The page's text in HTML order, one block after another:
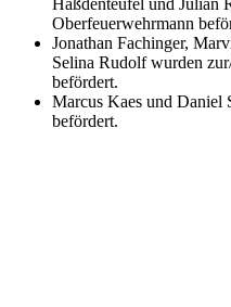
Oberfeuerwehrmann
Jonathan Fachinger,
Selina Rudolf wurden
befördert.
Marcus Kaes und Daniel
befördert.